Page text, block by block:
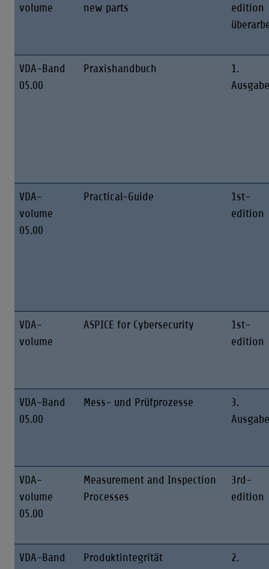
volume
new parts
edition
VDA-Band
05.00
Praxishandbuch
1.
Ausgabe
VDA-
volume
05.00
Practical-Guide
1st-
edition
VDA-
volume
ASPICE for Cybersecurity
1st-
edition
VDA-Band
05.00
Mess- und Prüfprozesse
3.
Ausgabe
VDA-
volume
05.00
Measurement and Inspection
Processes
3rd-
edition
VDA-Band Produktintegrität
2.